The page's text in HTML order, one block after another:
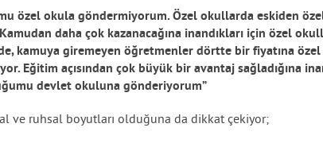
özel okula göndermiyorum. Özel okullarda eskiden
daha çok kazanacağına inandıkları için özel
kamuya giremeyen öğretmenler dörtte bir fiyatına
Eğitim açısından çok büyük bir avantaj sağladığına
devlet okuluna gönderiyorum”
ve ruhsal boyutları olduğuna da dikkat çekiyor;